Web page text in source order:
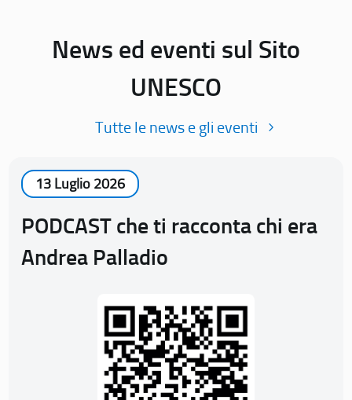
News ed eventi sul Sito
UNESCO
Tutte le news e gli eventi
13 Luglio 2026
PODCAST che ti racconta chi era
Andrea Palladio